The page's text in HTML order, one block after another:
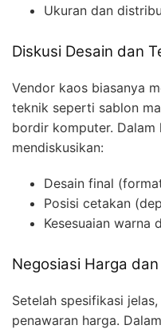
Ukuran dan
Diskusi Desain dan
Vendor kaos biasanya
teknik seperti sablon
bordir komputer. Dalam
mendiskusikan:
Desain final
Posisi cetakan
Kesesuaian warna
Negosiasi Harga
Setelah spesifikasi
penawaran harga.